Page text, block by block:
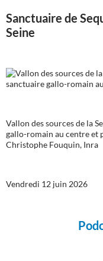
Sanctuaire de
Seine
Vallon des sources de la
gallo-romain au centre et
Christophe Fouquin, Inra
Vendredi 12 juin 2026